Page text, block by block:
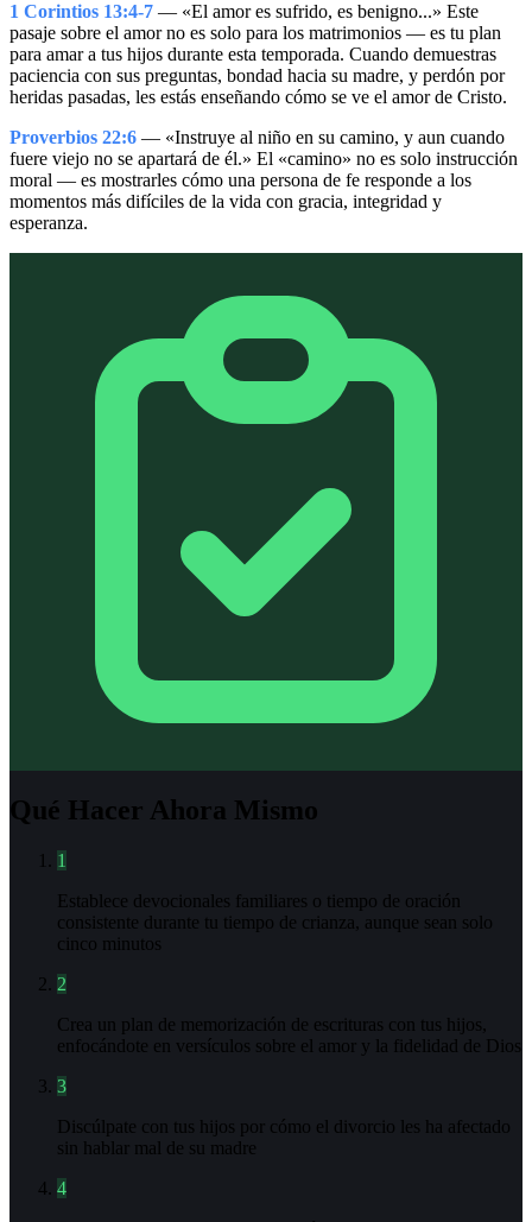
1 Corintios 13:4-7 — «El amor es sufrido, es benigno...» Este
pasaje sobre el amor no es solo para los matrimonios — es tu plan
para amar a tus hijos durante esta temporada. Cuando demuestras
paciencia con sus preguntas, bondad hacia su madre, y perdón por
heridas pasadas, les estás enseñando cómo se ve el amor de Cristo.
Proverbios 22:6 — «Instruye al niño en su camino, y aun cuando
fuere viejo no se apartará de él.» El «camino» no es solo instrucción
moral — es mostrarles cómo una persona de fe responde a los
momentos más difíciles de la vida con gracia, integridad y
esperanza.
Qué Hacer Ahora Mismo
1
Establece devocionales familiares o tiempo de oración
consistente durante tu tiempo de crianza, aunque sean solo
cinco minutos
2
Crea un plan de memorización de escrituras con tus hijos,
enfocándote en versículos sobre el amor y la fidelidad de Dios
3
Discúlpate con tus hijos por cómo el divorcio les ha afectado
sin hablar mal de su madre
4